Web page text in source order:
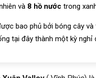
và 8 hồ nước trong
bao phủ bởi bóng cây
tại đây thành một kỳ nghỉ